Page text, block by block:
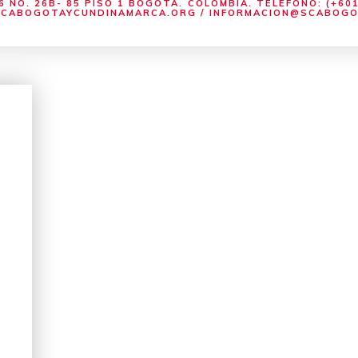
NO. 26B- 85 PISO 1 BOGOTÁ. COLOMBIA. TELÉFONO:
/